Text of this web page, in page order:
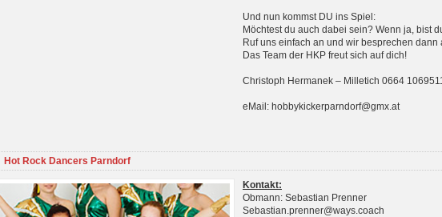
Und nun kommst DU ins Spiel:
Möchtest du auch dabei sein? Wenn ja, bist
Ruf uns einfach an und wir besprechen
Das Team der HKP freut sich auf dich!
Christoph Hermanek – Milletich 0664
eMail: hobbykickerparndorf@gmx.at
Hot Rock Dancers Parndorf
Kontakt:
Obmann: Sebastian Prenner
Sebastian.prenner@ways.coach